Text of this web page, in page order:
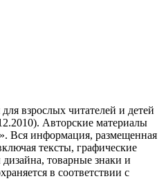
взрослых читателей и детей
Авторские материалы
информация, размещенная
тексты, графические
товарные знаки и
в соответствии с